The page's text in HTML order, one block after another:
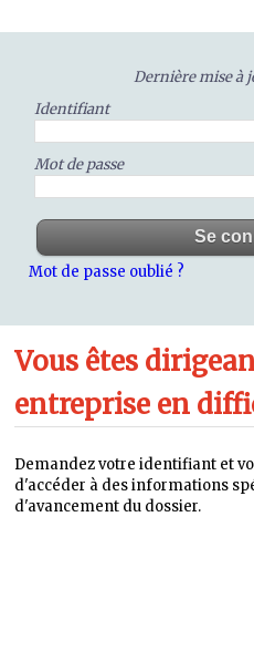
Dernière mise à
Identifiant
Mot de passe
Mot de passe oublié ?
Vous êtes
entreprise en
Demandez votre identifiant et
d'accéder à des informations
d'avancement du dossier.